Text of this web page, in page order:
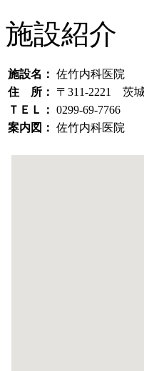
施設紹介
施設名： 佐竹内科医院
住 所：
〒311-2221 茨
ＴＥＬ： 0299-69-7766
案内図： 佐竹内科医院